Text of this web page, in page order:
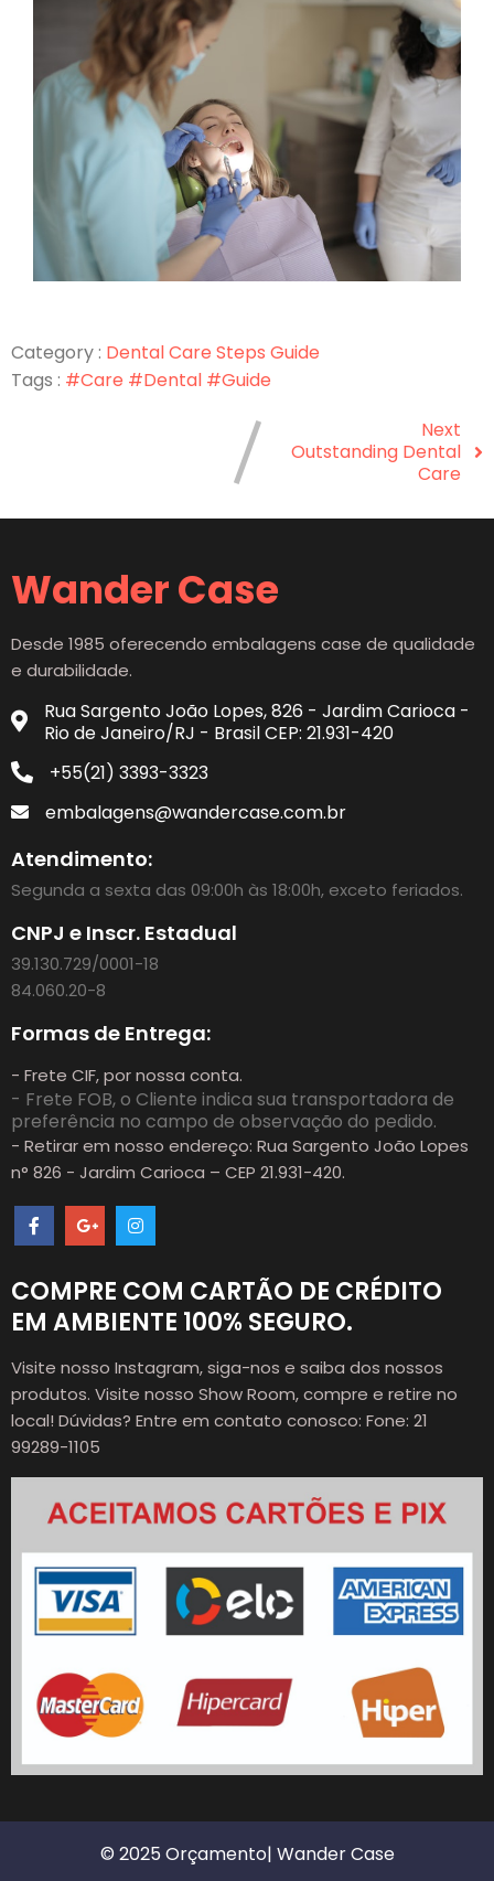
Category : Dental Care Steps Guide
Tags : #Care #Dental #Guide
Next
Outstanding Dental
Care
Wander Case
Desde 1985 oferecendo embalagens case de qualidade
e durabilidade.
Rua Sargento João Lopes, 826 - Jardim Carioca -
Rio de Janeiro/RJ - Brasil CEP: 21.931-420
+55(21) 3393-3323
embalagens@wandercase.com.br
Atendimento:
Segunda a sexta das 09:00h às 18:00h, exceto feriados.
CNPJ e Inscr. Estadual
39.130.729/0001-18
84.060.20-8
Formas de Entrega:
- Frete CIF, por nossa conta.
- Frete FOB, o Cliente indica sua transportadora de
preferência no campo de observação do pedido.
- Retirar em nosso endereço: Rua Sargento João Lopes
n° 826 - Jardim Carioca – CEP 21.931-420.
COMPRE COM CARTÃO DE CRÉDITO
EM AMBIENTE 100% SEGURO.
Visite nosso Instagram, siga-nos e saiba dos nossos
produtos. Visite nosso Show Room, compre e retire no
local! Dúvidas? Entre em contato conosco: Fone: 21
99289-1105
© 2025 Orçamento| Wander Case